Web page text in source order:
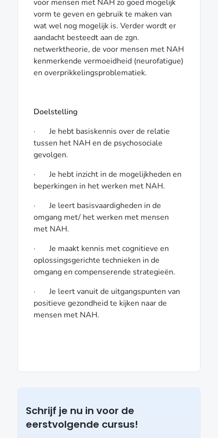
voor mensen met NAH zo goed mogelijk
vorm te geven en gebruik te maken van
wat wel nog mogelijk is. Verder wordt er
aandacht besteedt aan de zgn.
netwerktheorie, de voor mensen met NAH
kenmerkende vermoeidheid (neurofatigue)
en overprikkelingsproblematiek.
Doelstelling
· Je hebt basiskennis over de relatie
tussen het NAH en de psychosociale
gevolgen.
· Je hebt inzicht in de mogelijkheden en
beperkingen in het werken met NAH.
· Je leert basisvaardigheden in de
omgang met/ het werken met mensen
met NAH.
· Je maakt kennis met cognitieve en
oplossingsgerichte technieken in de
omgang en compenserende strategieën.
· Je leert vanuit de uitgangspunten van
positieve gezondheid te kijken naar de
mensen met NAH.
Schrijf je nu in voor de
eerstvolgende cursus!